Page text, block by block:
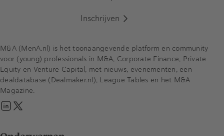
Inschrijven
M&A (MenA.nl) is het toonaangevende platform en community
voor (young) professionals in M&A, Corporate Finance, Private
Equity en Venture Capital, met nieuws, evenementen, een
dealdatabase (Dealmaker.nl), League Tables en het M&A
Magazine.